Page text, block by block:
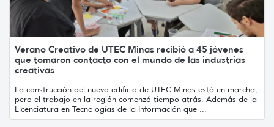
Verano Creativo de UTEC Minas recibió a 45 jóvenes
que tomaron contacto con el mundo de las industrias
creativas
La construcción del nuevo edificio de UTEC Minas está en marcha,
pero el trabajo en la región comenzó tiempo atrás. Además de la
Licenciatura en Tecnologías de la Información que ...